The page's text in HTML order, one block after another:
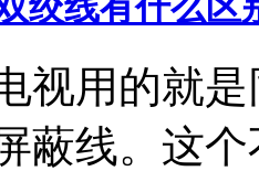
视用的就
蔽线。这